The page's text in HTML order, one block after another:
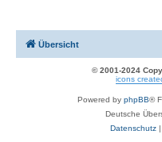
Übersicht
© 2001-2024
icons
Powered by phpBB®
Deutsche
Datenschutz|